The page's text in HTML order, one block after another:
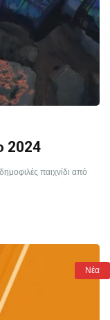
2024
παιχνίδι από
Νέα